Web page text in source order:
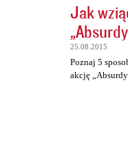
Jak
25.08.2015
Poznaj 5
akcję